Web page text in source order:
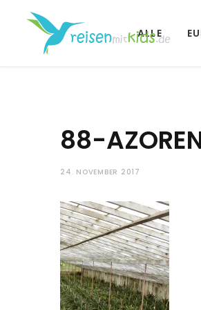
ALLE
88-
24. NOVEMBER 2017